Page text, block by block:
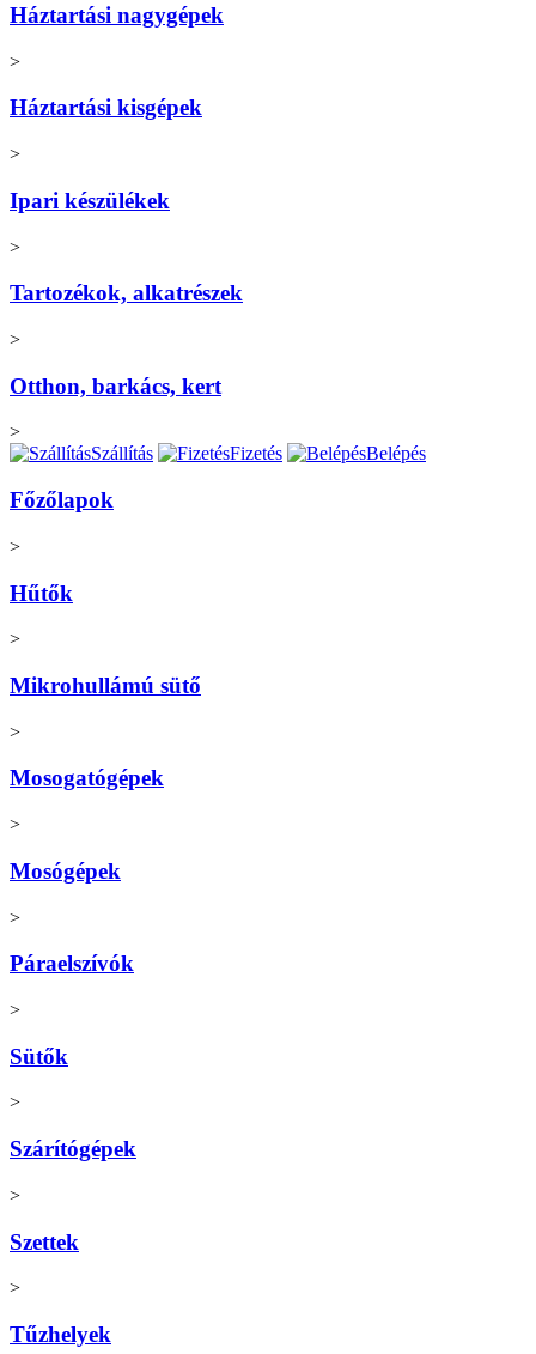
Háztartási nagygépek
>
Háztartási kisgépek
>
Ipari készülékek
>
Tartozékok, alkatrészek
>
Otthon, barkács, kert
>
Szállítás
Fizetés Belépés
Főzőlapok
>
Hűtők
>
Mikrohullámú sütő
>
Mosogatógépek
>
Mosógépek
>
Páraelszívók
>
Sütők
>
Szárítógépek
>
Szettek
>
Tűzhelyek